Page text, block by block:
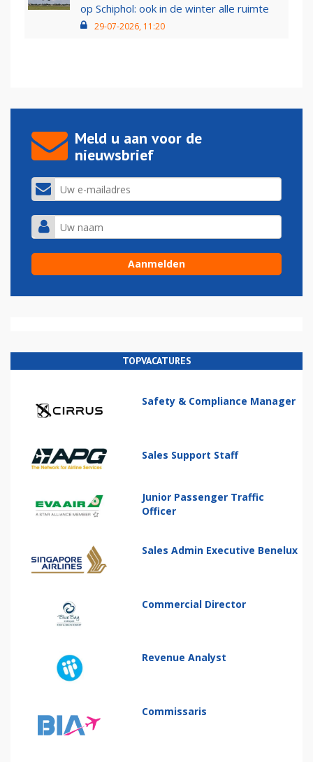
op Schiphol: ook in de winter alle ruimte
29-07-2026, 11:20
Meld u aan voor de
nieuwsbrief
TOPVACATURES
Safety & Compliance Manager
Sales Support Staff
Junior Passenger Traffic
Officer
Sales Admin Executive Benelux
Commercial Director
Revenue Analyst
Commissaris